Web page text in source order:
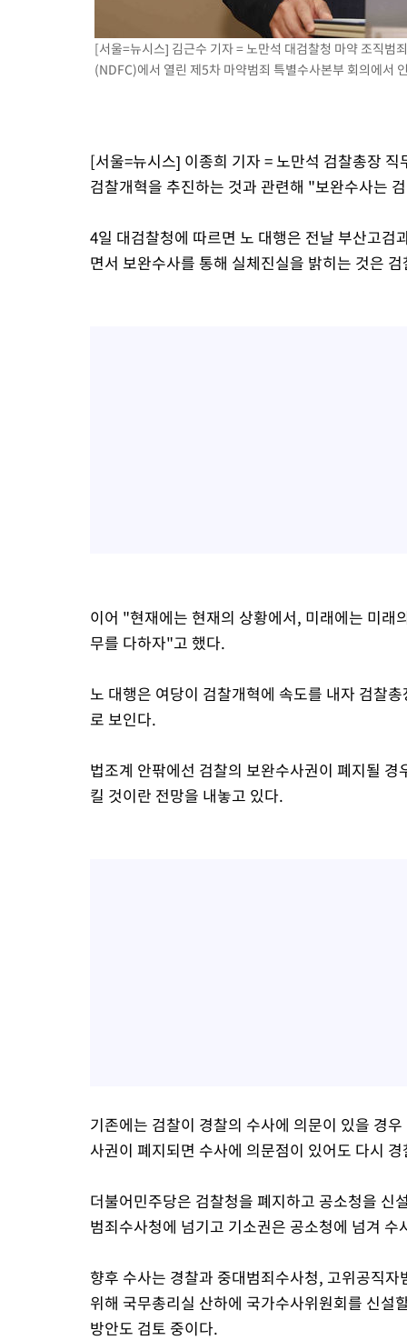
"미 전국적 살모네라 식중독 원인은 멕시코산 할라피뇨"-- CDC
[속보]경찰·노동부, HL만도 평택사업장 끼임 사망 관련 압수수
[서울=뉴시스] 김근수 기자 = 노만석 대검찰청 마약 조직범
(NDFC)에서 열린 제5차 마약범죄 특별수사본부 회의에서
[서울=뉴시스] 이종희 기자 = 노만석 검찰총장
검찰개혁을 추진하는 것과 관련해 "보완수사는
4일 대검찰청에 따르면 노 대행은 전날 부산고
면서 보완수사를 통해 실체진실을 밝히는 것은
이어 "현재에는 현재의 상황에서, 미래에는 미래
무를 다하자"고 했다.
노 대행은 여당이 검찰개혁에 속도를 내자 검찰
로 보인다.
법조계 안팎에선 검찰의 보완수사권이 폐지될
킬 것이란 전망을 내놓고 있다.
기존에는 검찰이 경찰의 수사에 의문이 있을 경
사권이 폐지되면 수사에 의문점이 있어도 다시
더불어민주당은 검찰청을 폐지하고 공소청을 신
범죄수사청에 넘기고 기소권은 공소청에 넘겨
향후 수사는 경찰과 중대범죄수사청, 고위공직
위해 국무총리실 산하에 국가수사위원회를 신설
방안도 검토 중이다.